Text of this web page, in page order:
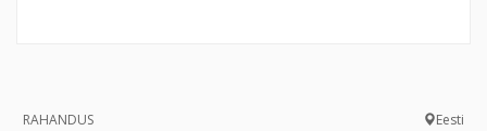
RAHANDUS
Eesti